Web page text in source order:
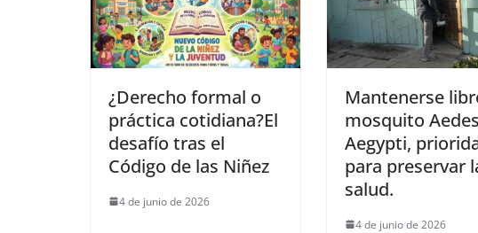
¿Derecho formal o
práctica cotidiana?El
desafío tras el
Código de las Niñez
4 de junio de 2026
Mantenerse
mosquito Aedes
Aegypti,
para preservar
salud.
4 de junio de 2026